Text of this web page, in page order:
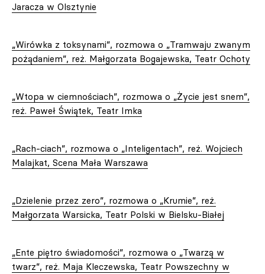
Jaracza w Olsztynie
„Wirówka z toksynami”, rozmowa o „Tramwaju zwanym
pożądaniem”, reż. Małgorzata Bogajewska, Teatr Ochoty
„Wtopa w ciemnościach”, rozmowa o „Życie jest snem”,
reż. Paweł Świątek, Teatr Imka
„Rach-ciach”, rozmowa o „Inteligentach”, reż. Wojciech
Malajkat, Scena Mała Warszawa
„Dzielenie przez zero”, rozmowa o „Krumie”, reż.
Małgorzata Warsicka, Teatr Polski w Bielsku-Białej
„Ente piętro świadomości”, rozmowa o „Twarzą w
twarz”, reż. Maja Kleczewska, Teatr Powszechny w